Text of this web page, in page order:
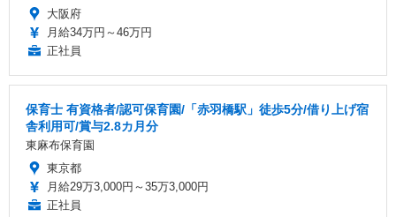
大阪府
月給34万円～46万円
正社員
保育士 有資格者/認可保育園/「赤羽橋駅」徒歩5分/借り上げ宿
舎利用可/賞与2.8カ月分
東麻布保育園
東京都
月給29万3,000円～35万3,000円
正社員